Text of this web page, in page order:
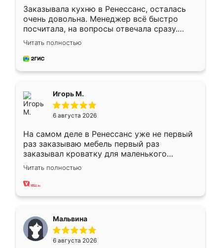
Заказывала кухню в Ренессанс, осталась
очень довольна. Менеджер всё быстро
посчитала, на вопросы отвечала сразу.
Замерщик приехал в субботу, подошёл к
делу со всей ответственностью. Собрали
за день, ребята работали аккуратно, даже
Читать полностью
Игорь М.
6 августа 2026
На самом деле в Ренессанс уже не первый
раз заказываю мебель первый раз
заказывал кроватку для маленького
ребёнка при его рождении ,во второй раз
заказал шкаф-купе. По качеству очень
хорошее сборка достаточно быстрая,
меньше, здесь же он более разнообразный.
Мне нравится ,если что-то потребуется из
мебели буду заказывать только здесь.
Читать полностью
Мальвина
6 августа 2026